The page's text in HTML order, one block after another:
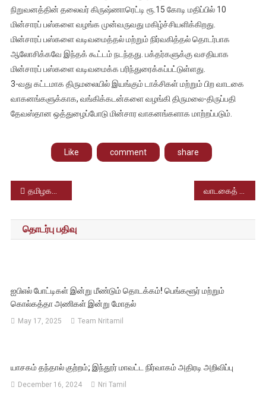
நிறுவனத்தின் தலைவர் கிருஷ்ணாரெட்டி ரூ.15 கோடி மதிப்பில் 10
மின்சாரப் பஸ்களை வழங்க முன்வருவது மகிழ்ச்சியளிக்கிறது.
மின்சாரப் பஸ்களை வடிவமைத்தல் மற்றும் நிர்வகித்தல் தொடர்பாக
ஆலோசிக்கவே இந்தக் கூட்டம் நடந்தது. பக்தர்களுக்கு வசதியாக
மின்சாரப் பஸ்களை வடிவமைக்க பரிந்துரைக்கப்பட்டுள்ளது.
3-வது கட்டமாக திருமலையில் இயங்கும் டாக்சிகள் மற்றும் பிற வாடகை
வாகனங்களுக்காக, வங்கிக்கடன்களை வழங்கி திருமலை-திருப்பதி
தேவஸ்தான ஒத்துழைப்போடு மின்சார வாகனங்களாக மாற்றப்படும்.
Like comment share
Post
navigation
தமிழகத்தில் திடீரென உயர்த்தப்பட்ட சினிமா டிக்கெட் கட்டணம் – காற்றாடும் தியேட்டர்கள்
தொடர்பு பதிவு
ஐபிஎல் போட்டிகள் இன்று மீண்டும் தொடக்கம்! பெங்களூர் மற்றும்
கொல்கத்தா அணிகள் இன்று மோதல்
May 17, 2025 Team Nritamil
யாசகம் தந்தால் குற்றம்; இந்தூர் மாவட்ட நிர்வாகம் அதிரடி அறிவிப்பு
December 16, 2024 Nri Tamil